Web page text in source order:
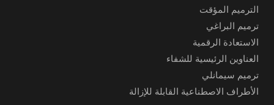
الترميم المؤقت
ترميم البراغي
الاستعادة الرقمية
العناوين الرئيسية للشفاء
ترميم سيمانلي
الأطراف الاصطناعية القابلة للإزالة